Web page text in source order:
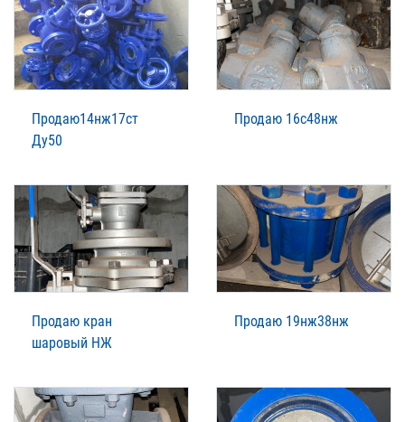
Продаю14нж17ст
Ду50
Продаю 16с48нж
Продаю кран
шаровый НЖ
Продаю 19нж38нж